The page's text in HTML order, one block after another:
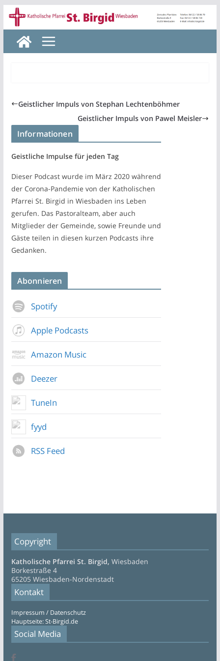
Zum
Inhalt
springen
Geistlicher Impuls von Stephan Lechtenböhmer
Geistlicher Impuls von Pawel Meisler
Informationen
Geistliche Impulse für jeden Tag
Dieser Podcast wurde im März 2020 während
der Corona-Pandemie von der Katholischen
Pfarrei St. Birgid in Wiesbaden ins Leben
gerufen. Das Pastoralteam, aber auch
Mitglieder der Gemeinde, sowie Freunde und
Gäste teilen in diesen kurzen Podcasts ihre
Gedanken.
Abonnieren
Spotify
Apple Podcasts
Amazon Music
Deezer
TuneIn
fyyd
RSS Feed
Copyright
Katholische Pfarrei St. Birgid, Wiesbaden
Borkestraße 4
65205 Wiesbaden-Nordenstadt
Kontakt
Impressum / Datenschutz
Hauptseite: St-Birgid.de
Social Media